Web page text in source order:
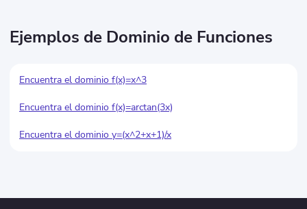
Ejemplos de Dominio de Funciones
Encuentra el dominio f(x)=x^3
Encuentra el dominio f(x)=arctan(3x)
Encuentra el dominio y=(x^2+x+1)/x